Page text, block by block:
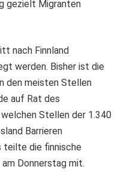
gezielt Migranten
nach Finnland
werden. Bisher ist die
den meisten Stellen
auf Rat des
Stellen der 1.340
Barrieren
teilte die finnische
Donnerstag mit.